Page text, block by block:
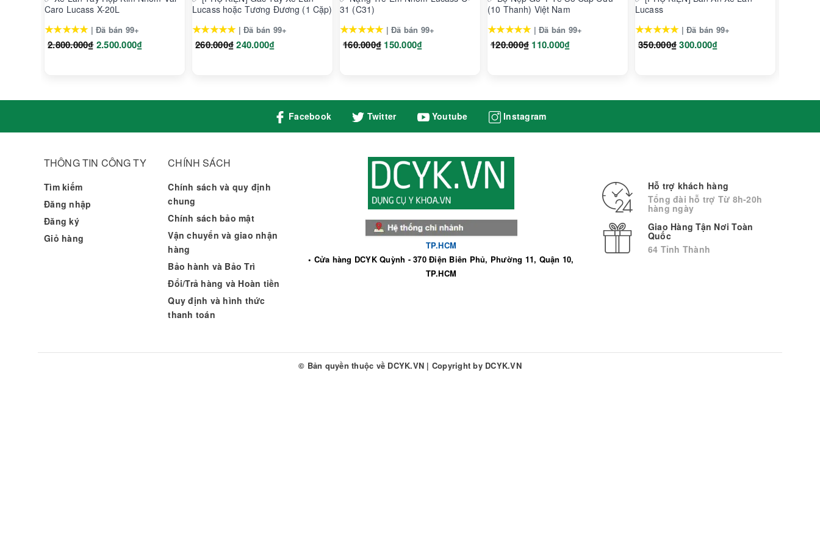
- Giúp người sử dụng vận động để nâng cao sức khỏe
Caro Lucass X-20L
★★★★★ | Đã bán 99+
2.800.000₫ 2.500.000₫
Lucass hoặc Tương Đương (1 Cặp)
★★★★★ | Đã bán 99+
260.000₫240.000₫
31 (C31)
★★★★★ | Đã bán 99+
160.000₫ 150.000₫
(10 Thanh) Việt Nam
★★★★★ | Đã bán 99+
120.000₫ 110.000₫
Lucass
★★★★★ | Đã bán 99+
350.000₫300.000₫
Facebook Twitter Youtube Instagram
THÔNG TIN CÔNG TY
Tìm kiếm
Đăng nhập
Đăng ký
Giỏ hàng
CHÍNH SÁCH
Chính sách và quy định
chung
Chính sách bảo mật
Vận chuyển và giao nhận
hàng
Bảo hành và Bảo Trì
Đổi/Trả hàng và Hoàn tiền
Quy định và hình thức
thanh toán
TP.HCM
• Cửa hàng DCYK Quỳnh - 370 Điện Biên Phủ, Phường 11, Quận 10,
TP.HCM
Hỗ trợ khách hàng
Tổng đài hỗ trợ Từ 8h-20h
hàng ngày
Giao Hàng Tận Nơi Toàn
Quốc
64 Tỉnh Thành
© Bản quyền thuộc về DCYK.VN | Copyright by DCYK.VN